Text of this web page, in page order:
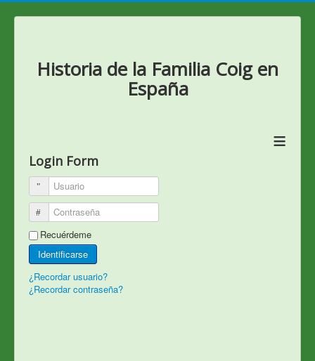
Historia de la Familia Coig en
España
≡
Login Form
Usuario
Contraseña
Recuérdeme
Identificarse
¿Recordar usuario?
¿Recordar contraseña?